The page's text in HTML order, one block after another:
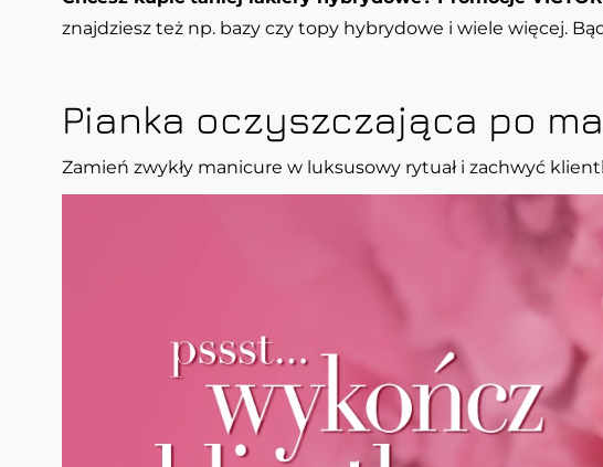
znajdziesz też np. bazy czy topy hybrydowe i wiele więcej.
Pianka oczyszczająca po
Zamień zwykły manicure w luksusowy rytuał i zachwyć